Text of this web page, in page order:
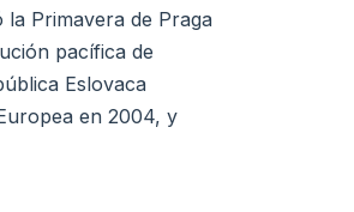
Primavera de Praga
pacífica de
Eslovaca
en 2004, y